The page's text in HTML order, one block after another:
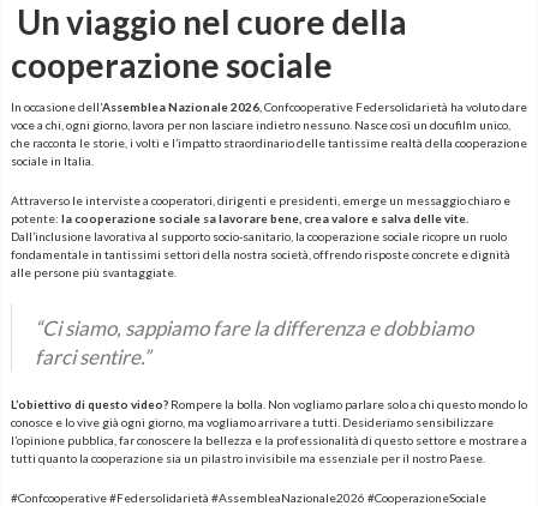
Un viaggio nel cuore della
cooperazione sociale
In occasione dell’Assemblea Nazionale 2026, Confcooperative Federsolidarietà ha voluto dare
voce a chi, ogni giorno, lavora per non lasciare indietro nessuno. Nasce così un docufilm unico,
che racconta le storie, i volti e l’impatto straordinario delle tantissime realtà della cooperazione
sociale in Italia.
Attraverso le interviste a cooperatori, dirigenti e presidenti, emerge un messaggio chiaro e
potente: la cooperazione sociale sa lavorare bene, crea valore e salva delle vite.
Dall’inclusione lavorativa al supporto socio-sanitario, la cooperazione sociale ricopre un ruolo
fondamentale in tantissimi settori della nostra società, offrendo risposte concrete e dignità
alle persone più svantaggiate.
“Ci siamo, sappiamo fare la differenza e dobbiamo
farci sentire.”
L’obiettivo di questo video?Rompere la bolla. Non vogliamo parlare solo a chi questo mondo lo
conosce e lo vive già ogni giorno, ma vogliamo arrivare a tutti. Desideriamo sensibilizzare
l’opinione pubblica, far conoscere la bellezza e la professionalità di questo settore e mostrare a
tutti quanto la cooperazione sia un pilastro invisibile ma essenziale per il nostro Paese.
#Confcooperative #Federsolidarietà #AssembleaNazionale2026 #CooperazioneSociale